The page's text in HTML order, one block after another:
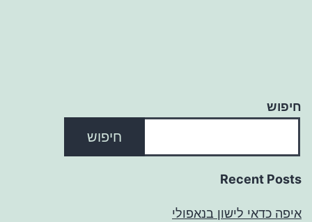
חיפוש
חיפוש
Recent Posts
איפה כדאי לישון בנאפולי